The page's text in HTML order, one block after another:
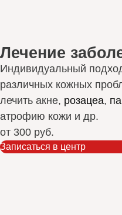
Лечение
Индивидуальный
различных кожных
лечить акне, розацеа,
атрофию кожи и др.
от 300 руб.
Записаться в центр